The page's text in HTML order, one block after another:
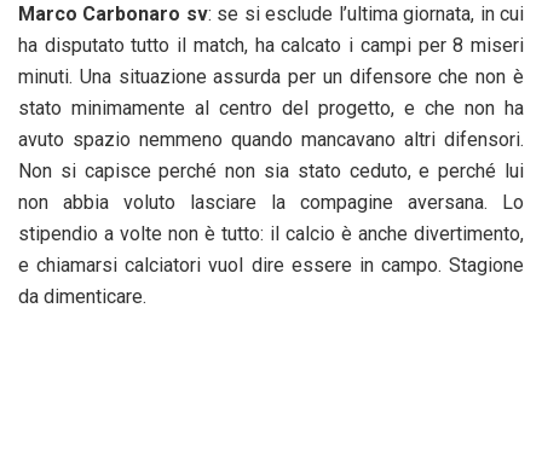
Marco Carbonaro sv: se si esclude l’ultima giornata, in cui
ha disputato tutto il match, ha calcato i campi per 8 miseri
minuti. Una situazione assurda per un difensore che non è
stato minimamente al centro del progetto, e che non ha
avuto spazio nemmeno quando mancavano altri difensori.
Non si capisce perché non sia stato ceduto, e perché lui
non abbia voluto lasciare la compagine aversana. Lo
stipendio a volte non è tutto: il calcio è anche divertimento,
e chiamarsi calciatori vuol dire essere in campo. Stagione
da dimenticare.